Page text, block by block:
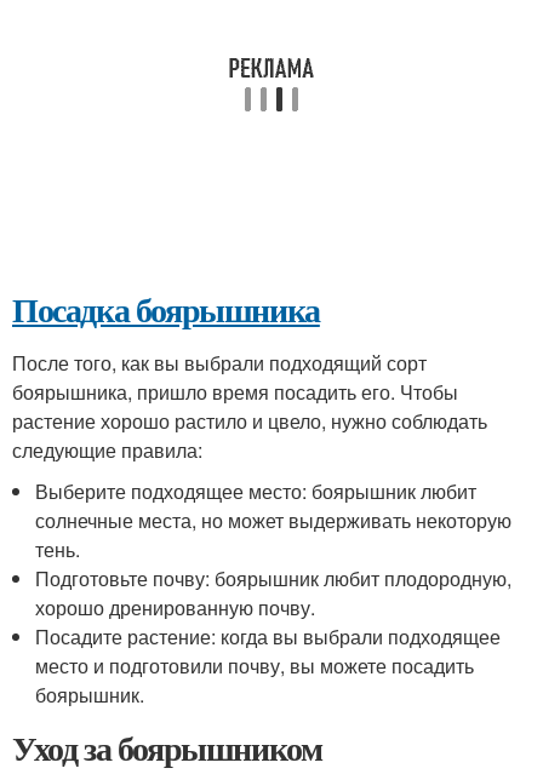
Посадка боярышника
После того, как вы выбрали подходящий сорт
боярышника, пришло время посадить его. Чтобы
растение хорошо растило и цвело, нужно соблюдать
следующие правила:
Выберите подходящее место: боярышник любит
солнечные места, но может выдерживать некоторую
тень.
Подготовьте почву: боярышник любит плодородную,
хорошо дренированную почву.
Посадите растение: когда вы выбрали подходящее
место и подготовили почву, вы можете посадить
боярышник.
Уход за боярышником